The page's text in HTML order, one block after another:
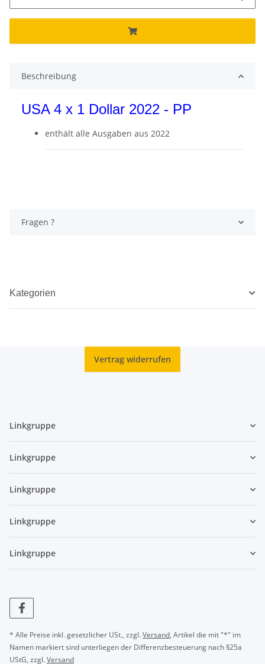
Beschreibung
USA 4 x 1 Dollar 2022 - PP
enthält alle Ausgaben aus 2022
Fragen ?
Kategorien
Vertrag widerrufen
Linkgruppe
Linkgruppe
Linkgruppe
Linkgruppe
Linkgruppe
* Alle Preise inkl. gesetzlicher USt., zzgl.Versand, Artikel die mit "*" im
Namen markiert sind unterliegen der Differenzbesteuerung nach §25a
UStG, zzgl.Versand